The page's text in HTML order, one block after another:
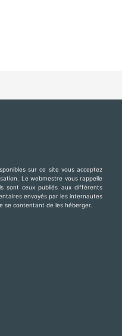
sur ce site vous acceptez
Le webmestre vous rappelle
sont ceux publiés aux différents
envoyés par les internautes
se contentant de les héberger.